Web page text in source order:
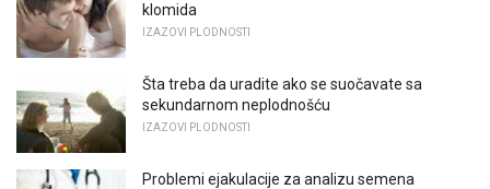
klomida
IZAZOVI PLODNOSTI
Šta treba da uradite ako se suočavate sa
sekundarnom neplodnošću
IZAZOVI PLODNOSTI
Problemi ejakulacije za analizu semena